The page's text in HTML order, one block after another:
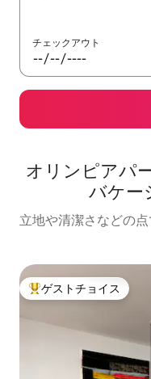
チェックアウト
オリンピアパ
バ⁠ケ⁠ー⁠
立地や清潔さなどの
大好評のゲストチョイ
ゲストチョイス